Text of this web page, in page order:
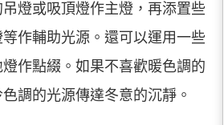
燈或吸頂燈作主燈，再添置些
作輔助光源。還可以運用一些
作點綴。如果不喜歡暖色調的
調的光源傳達冬意的沉靜。